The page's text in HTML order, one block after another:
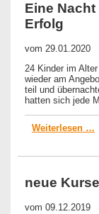
Eine Nacht
Erfolg
vom 29.01.2020
24 Kinder im
wieder am
teil und
hatten sich jede
Weiterlesen …
neue
vom 09.12.2019